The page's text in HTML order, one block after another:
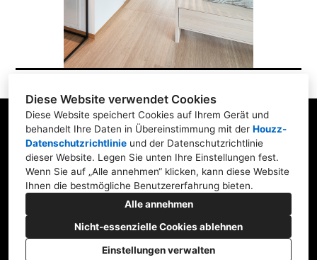
Diese Website verwendet Cookies
Diese Website speichert Cookies auf Ihrem Gerät und
behandelt Ihre Daten in Übereinstimmung mit der Houzz-
Datenschutzrichtlinie und der Datenschutzrichtlinie
dieser Website. Legen Sie unten Ihre Einstellungen fest.
Wenn Sie auf „Alle annehmen“ klicken, kann diese Website
Ihnen die bestmögliche Benutzererfahrung bieten.
Alle annehmen
Nicht-essenzielle Cookies ablehnen
Einstellungen verwalten
Raiffeisenstraße 8, 83607 Holzkirchen
08024 3034032
info@kupferundholz.de
ERSTELLT MIT